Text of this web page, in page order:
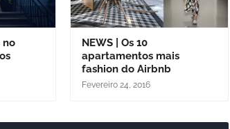
no
NEWS | Os 10
apartamentos mais
fashion do Airbnb
Fevereiro 24, 2016